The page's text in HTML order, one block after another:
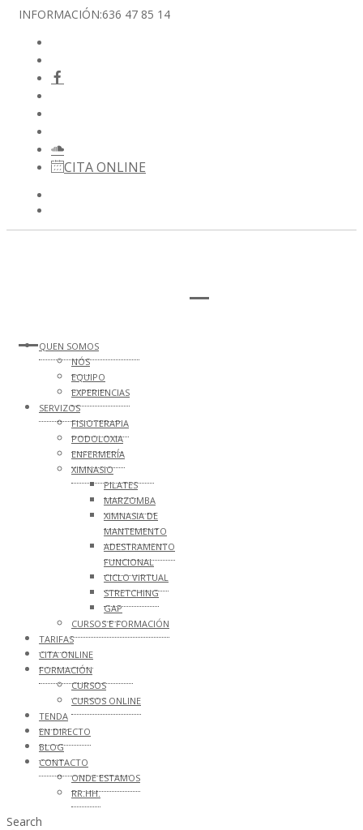
INFORMACIÓN:636 47 85 14
CITA ONLINE
QUEN SOMOS
NÓS
EQUIPO
EXPERIENCIAS
SERVIZOS
FISIOTERAPIA
PODOLOXIA
ENFERMERÍA
XIMNASIO
PILATES
MARZOMBA
XIMNASIA DE
MANTEMENTO
ADESTRAMENTO
FUNCIONAL
CICLO VIRTUAL
STRETCHING
GAP
CURSOS E FORMACIÓN
TARIFAS
CITA ONLINE
FORMACIÓN
CURSOS
CURSOS ONLINE
TENDA
EN DIRECTO
BLOG
CONTACTO
ONDE ESTAMOS
RR.HH.
Search